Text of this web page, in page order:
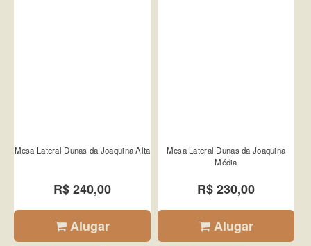
Mesa Lateral Dunas da Joaquina Alta
R$ 240,00
Alugar
Mesa Lateral Dunas da Joaquina
Média
R$ 230,00
Alugar